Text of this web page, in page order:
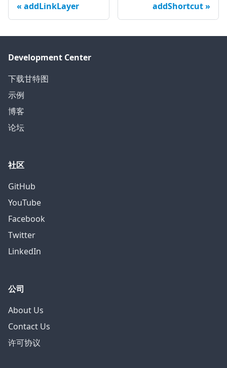
addLinkLayer addShortcut
Development Center
下载甘特图
示例
博客
论坛
社区
GitHub
YouTube
Facebook
Twitter
LinkedIn
公司
About Us
Contact Us
许可协议